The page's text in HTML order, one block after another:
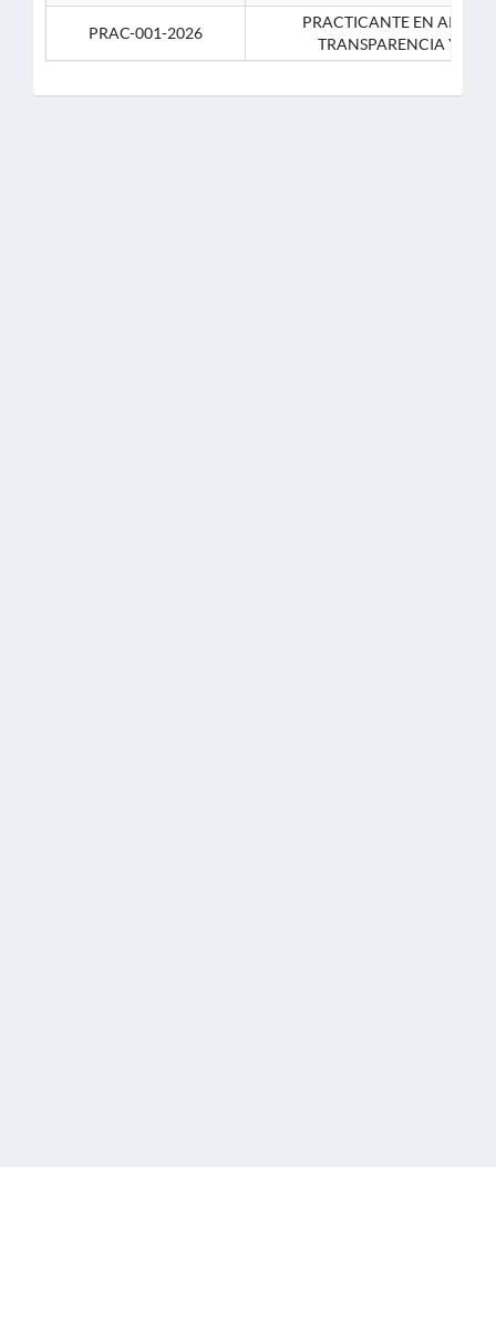
PRAC-001-2026
PRACTICANTE EN APOYO
TRANSPARENCIA Y